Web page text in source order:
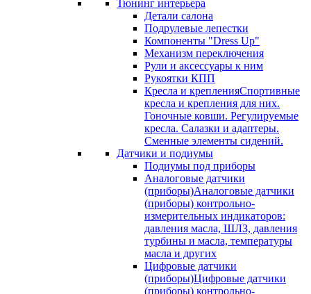
Тюнинг интерьера
Детали салона
Подрулевые лепестки
Компоненты "Dress Up"
Механизм переключения
Рули и аксессуары к ним
Рукоятки КПП
Кресла и крепленияСпортивные
кресла и крепления для них.
Гоночные ковши. Регулируемые
кресла. Салазки и адаптеры.
Сменные элементы сидений.
Датчики и подиумы
Подиумы под приборы
Аналоговые датчики
(приборы)Аналоговые датчики
(приборы) контрольно-
измерительных индикаторов:
давления масла, ШЛЗ, давления
турбины и масла, температуры
масла и других
Цифровые датчики
(приборы)Цифровые датчики
(приборы) контрольно-